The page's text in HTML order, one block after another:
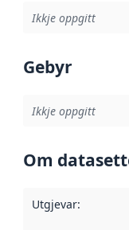
Ikkje oppgitt
Gebyr
Ikkje oppgitt
Om
Utgjevar: